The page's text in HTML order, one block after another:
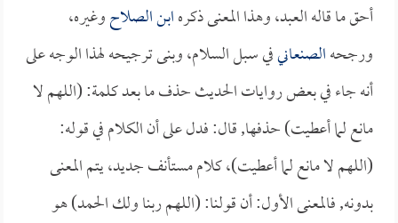
أحق ما قاله العبد، وهذا المعنى ذكرهابن الصلاحوغيره،
ورجحهالصنعانيفي سبل السلام، وبنى ترجيحه لهذا الوجه على
أنه جاء في بعض روايات الحديث حذف ما بعد كلمة: (اللهم لا
مانع لما أعطيت) حذفها, قال: فدل على أن الكلام في قوله:
(اللهم لا مانع لما أعطيت)، كلام مستأنف جديد، يتم المعنى
بدونه, فالمعنى الأول: أن قولنا: (اللهم ربنا ولك الحمد) هو